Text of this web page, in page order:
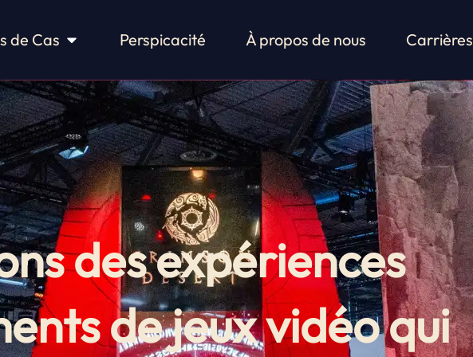
de Cas Études de cas ouvertes
Perspicacité À propos de nous Carrières
des expériences
de jeux vidéo qui